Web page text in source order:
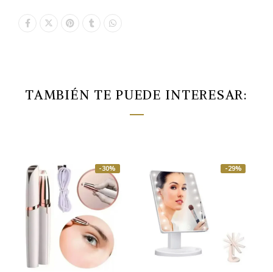
TAMBIÉN TE PUEDE INTERESAR:
-30% -29%